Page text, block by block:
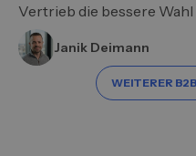
Vertrieb die bessere Wahl
Janik Deimann
WEITERER